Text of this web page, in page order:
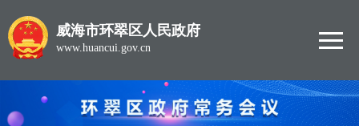
威海市环翠区人民政府
www.huancui.gov.cn